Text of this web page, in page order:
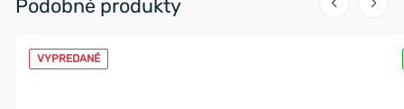
Podobné produkty
VYPREDANÉ